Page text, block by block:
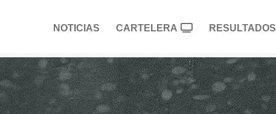
NOTICIAS CARTELERA RESULTADOS